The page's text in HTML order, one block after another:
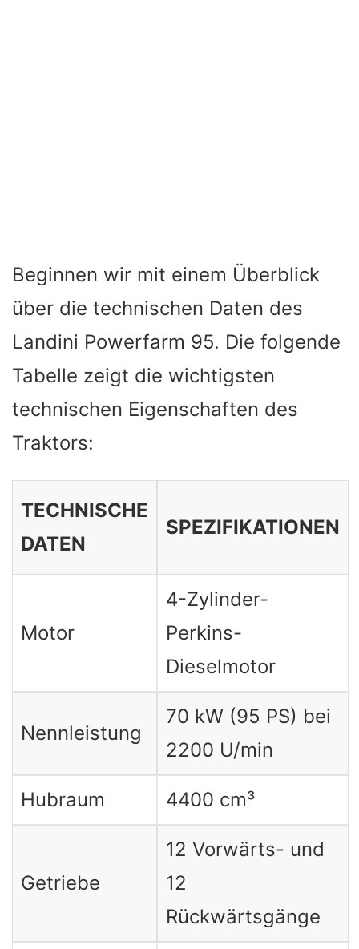
Beginnen wir mit einem Überblick
über die technischen Daten des
Landini Powerfarm 95. Die folgende
Tabelle zeigt die wichtigsten
technischen Eigenschaften des
Traktors:
TECHNISCHE
DATEN
SPEZIFIKATIONEN
Motor
4-Zylinder-
Perkins-
Dieselmotor
Nennleistung
70 kW (95 PS) bei
2200 U/min
Hubraum 4400 cm³
Getriebe
12 Vorwärts- und
12
Rückwärtsgänge